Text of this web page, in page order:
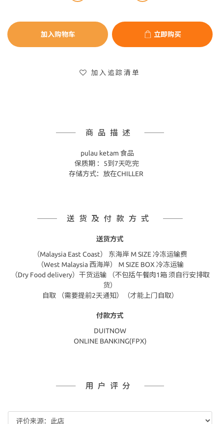
加入购物车 立即购买
加入追踪清单
商品描述
pulau ketam 食品
保质期 ：5到7天吃完
存储方式：放在CHILLER
送货及付款方式
送货方式
（Malaysia East Coast） 东海岸 M SIZE 冷冻运输费
（West Malaysia 西海岸） M SIZE BOX 冷冻运输
（Dry Food delivery）干货运输 （不包括午餐肉1箱 须自行安排取
货）
自取 （需要提前2天通知）（才能上门自取）
付款方式
DUITNOW
ONLINE BANKING(FPX)
用户评分